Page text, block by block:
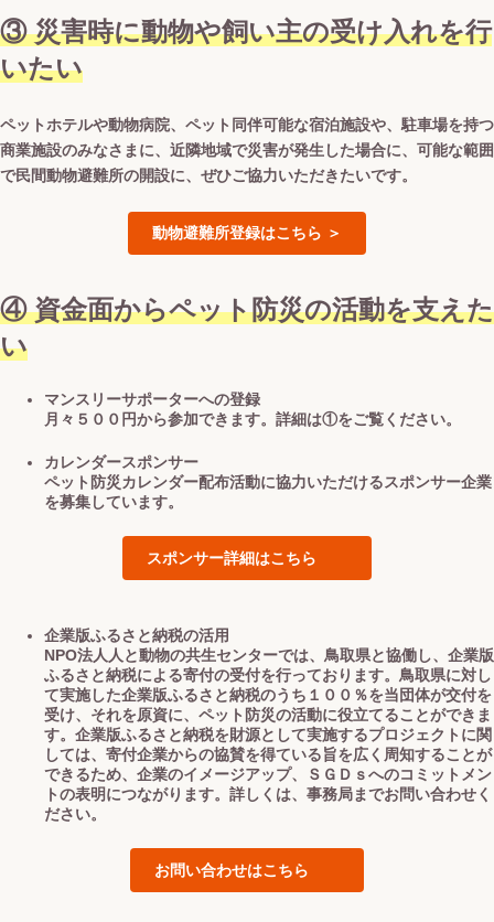
③ 災害時に動物や飼い主の受け入れを行
いたい
ペットホテルや動物病院、ペット同伴可能な宿泊施設や、駐車場を持つ
商業施設のみなさまに、近隣地域で災害が発生した場合に、可能な範囲
で民間動物避難所の開設に、ぜひご協力いただきたいです。
動物避難所登録はこちら ＞
④ 資金面からペット防災の活動を支えた
い
マンスリーサポーターへの登録
月々５００円から参加できます。詳細は①をご覧ください。
カレンダースポンサー
ペット防災カレンダー配布活動に協力いただけるスポンサー企業
を募集しています。
スポンサー詳細はこちら
企業版ふるさと納税の活用
NPO法人人と動物の共生センターでは、鳥取県と協働し、企業版
ふるさと納税による寄付の受付を行っております。鳥取県に対し
て実施した企業版ふるさと納税のうち１００％を当団体が交付を
受け、それを原資に、ペット防災の活動に役立てることができま
す。企業版ふるさと納税を財源として実施するプロジェクトに関
しては、寄付企業からの協賛を得ている旨を広く周知することが
できるため、企業のイメージアップ、ＳＧＤｓへのコミットメン
トの表明につながります。詳しくは、事務局までお問い合わせく
ださい。
お問い合わせはこちら